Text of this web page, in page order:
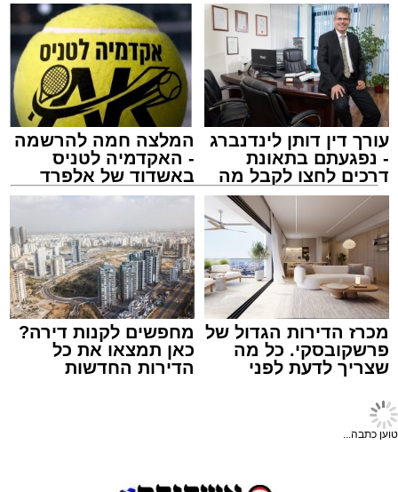
מתחם חנייה בחוף אשדוד. צילום: עופר אשטוקר
עופר אשטוקר / 14:54 06.08.26
חנייה חינם בחופי אשדוד
גם אם אשדוד אינה נמצאת בשלב הראשון של
עורך דין דותן לינדנברג
- נפגעתם בתאונת
דרכים לחצו לקבל מה
שמגיע לכם
המלצה חמה להרשמה
- האקדמיה לטניס
באשדוד של אלפרד
קריאולנסקי - לילדים
מכרז הדירות הגדול של
פרשקובסקי. כל מה
שצריך לדעת לפני
באשדוד
מחפשים לקנות דירה?
כאן תמצאו את כל
הדירות החדשות
טוען כתבה...